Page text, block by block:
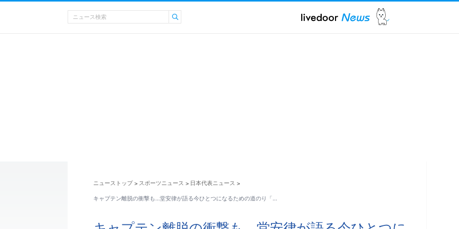
ニューストップ > スポーツニュース > 日本代表ニュース >
キャプテン離脱の衝撃も…堂安律が語る今ひとつになるための道のり「…